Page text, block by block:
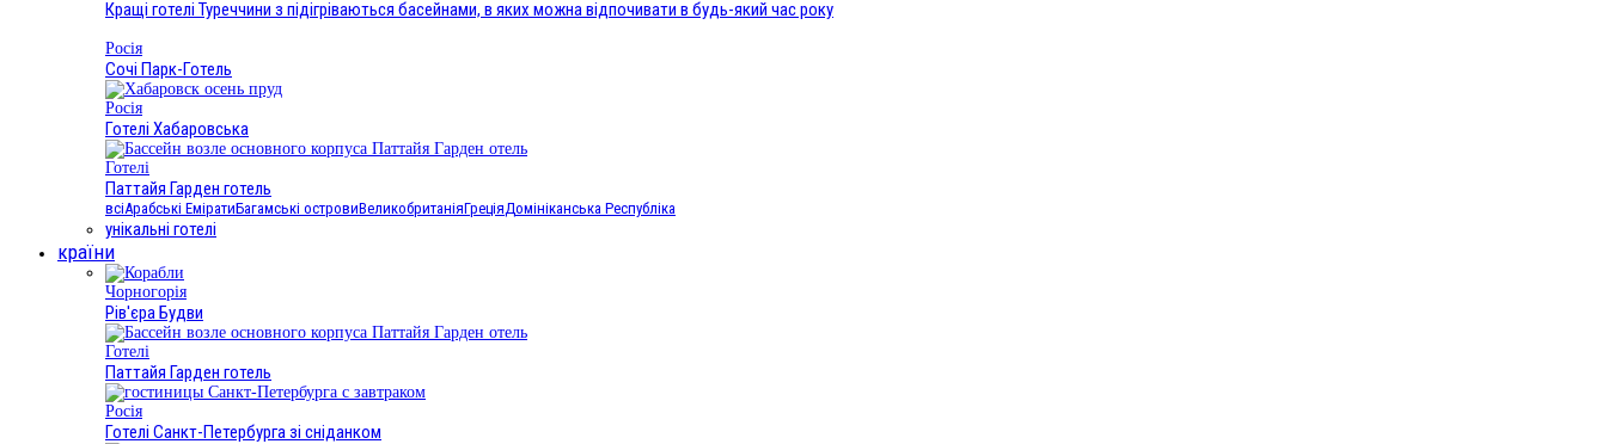
Кращі готелі Туреччини з підігріваються басейнами, в яких можна відпочивати в будь-який час року
Росія
Сочі Парк-Готель
Росія
Готелі Хабаровська
Готелі
Паттайя Гарден готель
всіАрабські ЕміратиБагамські островиВеликобританіяГреціяДомініканська Республіка
унікальні готелі
країни
Чорногорія
Рів'єра Будви
Готелі
Паттайя Гарден готель
Росія
Готелі Санкт-Петербурга зі сніданком